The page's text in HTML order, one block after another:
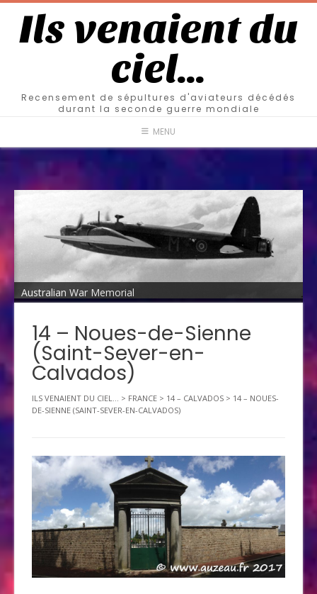
Ils venaient du
ciel…
Recensement de sépultures d'aviateurs décédés
durant la seconde guerre mondiale
MENU
Australian War Memorial
14 – Noues-de-Sienne
(Saint-Sever-en-
Calvados)
ILS VENAIENT DU CIEL... > FRANCE > 14 – CALVADOS > 14 – NOUES-
DE-SIENNE (SAINT-SEVER-EN-CALVADOS)